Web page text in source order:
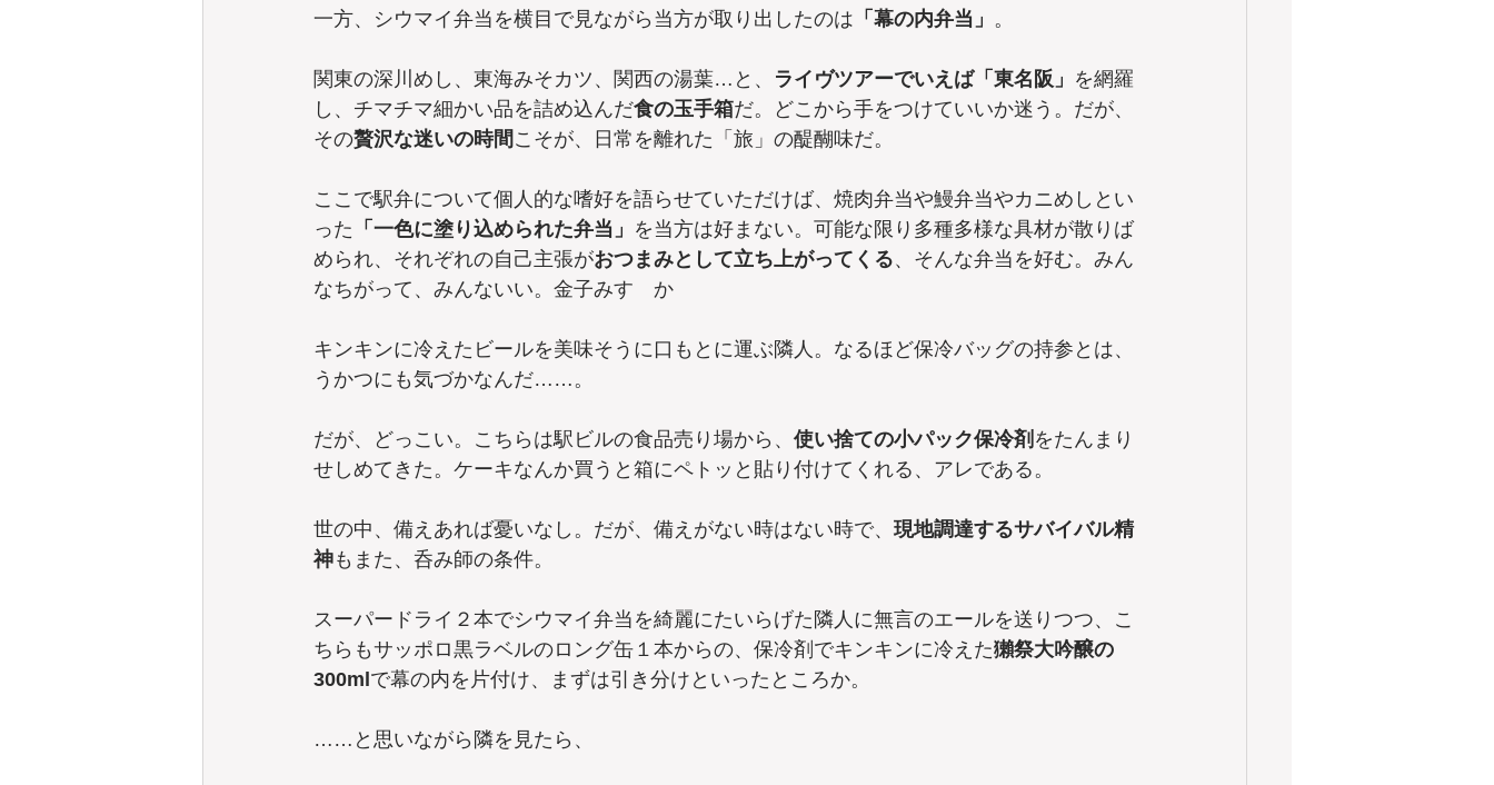
一方、シウマイ弁当を横目で見ながら当方が取り出したのは 「幕の内弁当」 。
関東の深川めし、東海みそカツ、関西の湯葉…と、 ライヴツアーでいえば「東名阪」 を網羅
し、チマチマ細かい品を詰め込んだ食の玉手箱だ。どこから手をつけていいか迷う。だが、
その贅沢な迷いの時間 こそが、日常を離れた「旅」の醍醐味だ。
ここで駅弁について個人的な嗜好を語らせていただけば、焼肉弁当や鰻弁当やカニめしとい
った 「一色に塗り込められた弁当」 を当方は好まない。可能な限り多種多様な具材が散りば
められ、それぞれの自己主張がおつまみとして立ち上がってくる、そんな弁当を好む。みん
なちがって、みんないい。金子みすゞか
キンキンに冷えたビールを美味そうに口もとに運ぶ隣人。なるほど保冷バッグの持参とは、
うかつにも気づかなんだ……。
だが、どっこい。こちらは駅ビルの食品売り場から、 使い捨ての小パック保冷剤 をたんまり
せしめてきた。ケーキなんか買うと箱にペトッと貼り付けてくれる、アレである。
世の中、備えあれば憂いなし。だが、備えがない時はない時で、 現地調達するサバイバル精
神もまた、呑み師の条件。
スーパードライ２本でシウマイ弁当を綺麗にたいらげた隣人に無言のエールを送りつつ、こ
ちらもサッポロ黒ラベルのロング缶１本からの、保冷剤でキンキンに冷えた獺祭大吟醸の
300mlで幕の内を片付け、まずは引き分けといったところか。
……と思いながら隣を見たら、